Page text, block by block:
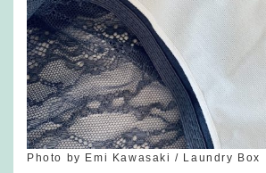
Photo by Emi Kawasaki / Laundry Box